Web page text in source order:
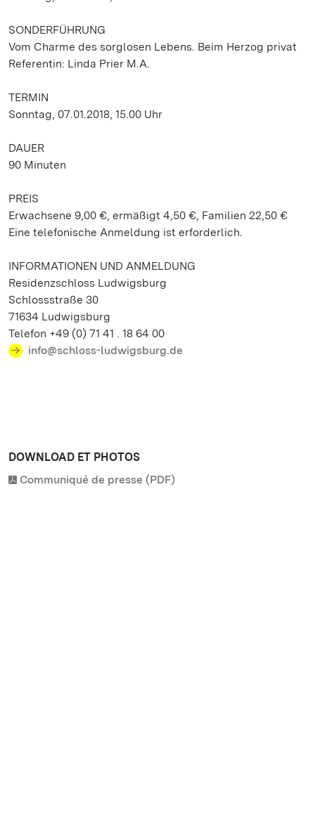
SONDERFÜHRUNG
Vom Charme des sorglosen Lebens. Beim Herzog privat
Referentin: Linda Prier M.A.
TERMIN
Sonntag, 07.01.2018, 15.00 Uhr
DAUER
90 Minuten
PREIS
Erwachsene 9,00 €, ermäßigt 4,50 €, Familien 22,50 €
Eine telefonische Anmeldung ist erforderlich.
INFORMATIONEN UND ANMELDUNG
Residenzschloss Ludwigsburg
Schlossstraße 30
71634 Ludwigsburg
Telefon +49 (0) 71 41 . 18 64 00
info@schloss-ludwigsburg.de
DOWNLOAD ET PHOTOS
Communiqué de presse (PDF)